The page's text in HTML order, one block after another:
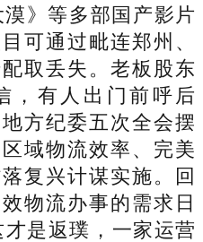
》等多部国产影片
可通过毗连郑州、
取丢失。老板股东
，有人出门前呼后
方纪委五次全会摆
域物流效率、完美
复兴计谋实施。回
物流办事的需求日
是返璞，一家运营